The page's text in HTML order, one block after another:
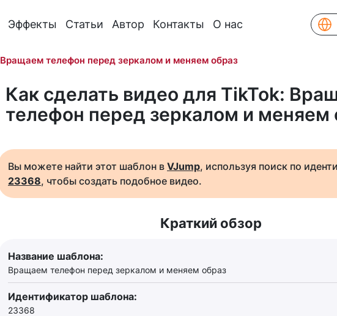
Эффекты Статьи Автор Контакты О нас
Вращаем телефон перед зеркалом и меняем образ
Как сделать видео для TikTok:
телефон перед зеркалом и меняем
Вы можете найти этот шаблон в VJump, используя поиск по
23368, чтобы создать подобное видео.
Краткий обзор
Название шаблона:
Вращаем телефон перед зеркалом и меняем образ
Идентификатор шаблона:
23368